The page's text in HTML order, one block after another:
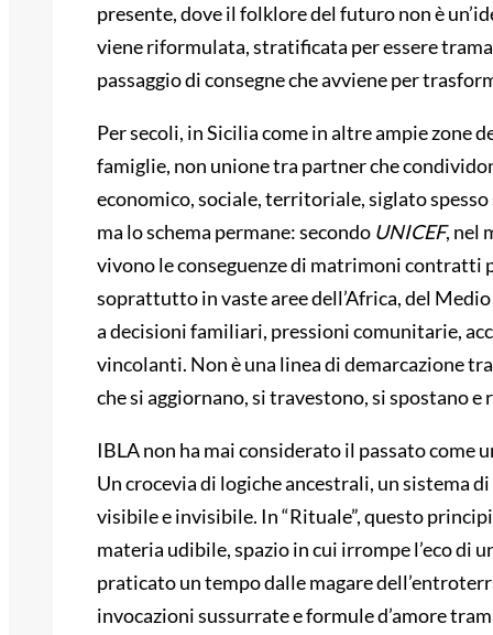
presente, dove il folklore del futuro non è
viene riformulata, stratificata per essere
passaggio di consegne che avviene per
Per secoli, in Sicilia come in altre ampie zone
famiglie, non unione tra partner che
economico, sociale, territoriale, siglato
ma lo schema permane: secondo UNICEF, nel
vivono le conseguenze di matrimoni contratti
soprattutto in vaste aree dell’Africa, del
a decisioni familiari, pressioni comunitarie,
vincolanti. Non è una linea di demarcazione
che si aggiornano, si travestono, si spostano
IBLA non ha mai considerato il passato come
Un crocevia di logiche ancestrali, un sistema
visibile e invisibile. In “Rituale”, questo
materia udibile, spazio in cui irrompe l’eco di
praticato un tempo dalle magare
invocazioni sussurrate e formule d’amore